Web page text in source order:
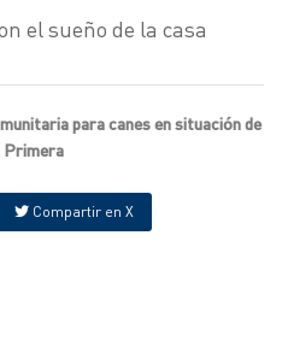
el sueño de la casa
para canes en situación de
Primera
Compartir en X